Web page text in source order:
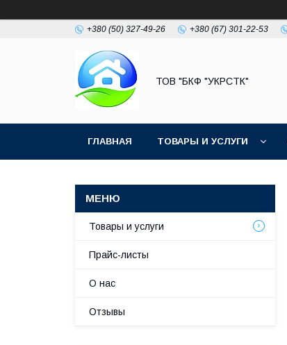
+380 (50) 327-49-26 +380 (67) 301-22-53
ТОВ "БКФ "УКРСТК"
ГЛАВНАЯ ТОВАРЫ И УСЛУГИ
Товары и услуги
Прайс-листы
О нас
Отзывы